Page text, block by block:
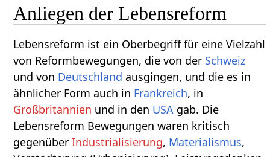
Anliegen der Lebensreform
Lebensreform ist ein Oberbegriff für eine Vielzahl
von Reformbewegungen, die von der Schweiz
und von Deutschland ausgingen, und die es in
ähnlicher Form auch in Frankreich, in
Großbritannien und in den USA gab. Die
Lebensreform Bewegungen waren kritisch
gegenüberIndustrialisierung, Materialismus,